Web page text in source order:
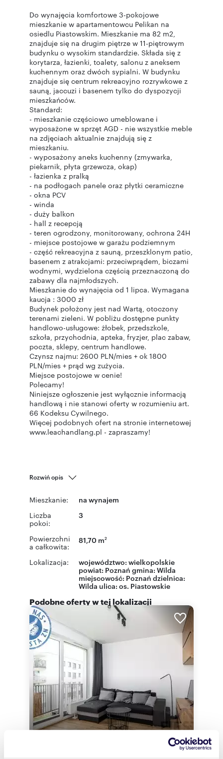
Do wynajęcia komfortowe 3-pokojowe
mieszkanie w apartamentowcu Pelikan na
osiedlu Piastowskim. Mieszkanie ma 82 m2,
znajduje się na drugim piętrze w 11-piętrowym
budynku o wysokim standardzie. Składa się z
korytarza, łazienki, toalety, salonu z aneksem
kuchennym oraz dwóch sypialni. W budynku
znajduje się centrum rekreacyjno rozrywkowe z
sauną, jaccuzi i basenem tylko do dyspozycji
mieszkańców.
Standard:
- mieszkanie częściowo umeblowane i
wyposażone w sprzęt AGD - nie wszystkie meble
na zdjęciach aktualnie znajdują się z
mieszkaniu.
- wyposażony aneks kuchenny (zmywarka,
piekarnik, płyta grzewcza, okap)
- łazienka z pralką
- na podłogach panele oraz płytki ceramiczne
- okna PCV
- winda
- duży balkon
- hall z recepcją
- teren ogrodzony, monitorowany, ochrona 24H
- miejsce postojowe w garażu podziemnym
- część rekreacyjna z sauną, przeszklonym patio,
basenem z atrakcjami: przeciwprądem, biczami
wodnymi, wydzielona częścią przeznaczoną do
zabawy dla najmłodszych.
Mieszkanie do wynajęcia od 1 lipca. Wymagana
kaucja : 3000 zł
Budynek położony jest nad Wartą, otoczony
terenami zieleni. W pobliżu dostępne punkty
handlowo-usługowe: żłobek, przedszkole,
szkoła, przychodnia, apteka, fryzjer, plac zabaw,
poczta, sklepy, centrum handlowe.
Czynsz najmu: 2600 PLN/mies + ok 1800
PLN/mies + prąd wg zużycia.
Miejsce postojowe w cenie!
Polecamy!
Niniejsze ogłoszenie jest wyłącznie informacją
handlową i nie stanowi oferty w rozumieniu art.
66 Kodeksu Cywilnego.
Więcej podobnych ofert na stronie internetowej
www.leachandlang.pl - zapraszamy!
Rozwiń opis
Mieszkanie: na wynajem
Liczba
pokoi:
3
Powierzchni
a całkowita:
81,70 m2
Lokalizacja: województwo: wielkopolskie
powiat: Poznań gmina: Wilda
miejscowość: Poznań dzielnica:
Wilda ulica: os. Piastowskie
Podobne oferty w tej lokalizacji
2 2